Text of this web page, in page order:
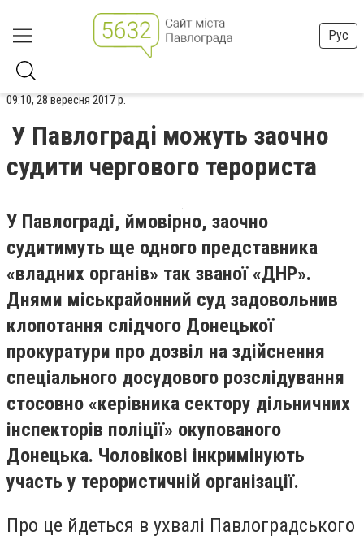
Рус
09:10, 28 вересня 2017 р.
У Павлограді можуть заочно
судити чергового терориста
У Павлограді, ймовірно, заочно
судитимуть ще одного представника
«владних органів» так званої «ДНР».
Днями міськрайонний суд задовольнив
клопотання слідчого Донецької
прокуратури про дозвіл на здійснення
спеціального досудового розслідування
стосовно «керівника сектору дільничних
інспекторів поліції» окупованого
Донецька. Чоловікові інкримінують
участь у терористичній організації.
Про це йдеться в ухвалі Павлоградського